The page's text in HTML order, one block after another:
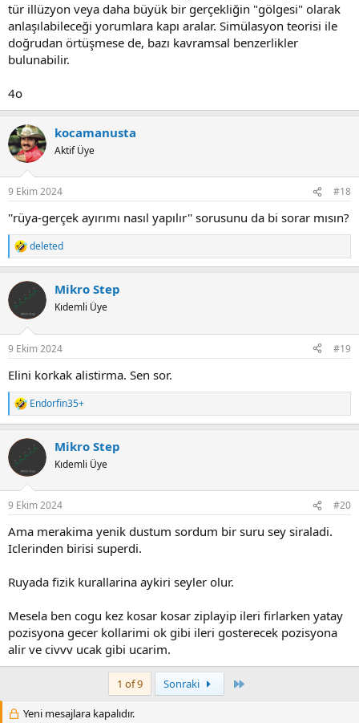
tür illüzyon veya daha büyük bir gerçekliğin "gölgesi" olarak
anlaşılabileceği yorumlara kapı aralar. Simülasyon teorisi ile
doğrudan örtüşmese de, bazı kavramsal benzerlikler
bulunabilir.
4o
kocamanusta
Aktif Üye
9 Ekim 2024 #18
''rüya-gerçek ayırımı nasıl yapılır'' sorusunu da bi sorar mısın?
R
e
c
t
i
s
deleted
Mikro Step
Kıdemli Üye
9 Ekim 2024 #19
Elini korkak alistirma. Sen sor.
R
e
c
t
i
s
Endorfin35+
Mikro Step
Kıdemli Üye
9 Ekim 2024 #20
Ama merakima yenik dustum sordum bir suru sey siraladi.
Iclerinden birisi superdi.
Ruyada fizik kurallarina aykiri seyler olur.
Mesela ben cogu kez kosar kosar ziplayip ileri firlarken yatay
pozisyona gecer kollarimi ok gibi ileri gosterecek pozisyona
alir ve civvv ucak gibi ucarim.
1 of 9 Sonraki
Yeni mesajlara kapalıdır.